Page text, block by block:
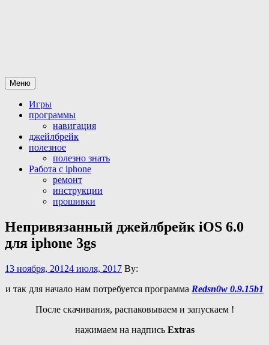
Меню
Игры
программы
навигация
джейлбрейк
полезное
полезно знать
Работа с iphone
ремонт
инструкции
прошивки
Непривязанный джейлбрейк iOS 6.0
для iphone 3gs
13 ноября, 20124 июля, 2017 By:
и так для начало нам потребуется программа Redsn0w 0.9.15b1
После скачивания, распаковываем и запускаем !
нажимаем на надпись Extras